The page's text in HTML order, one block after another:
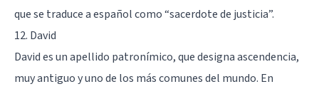
que se traduce a español como “sacerdote de justicia”.
12. David
David es un apellido patronímico, que designa ascendencia,
muy antiguo y uno de los más comunes del mundo. En